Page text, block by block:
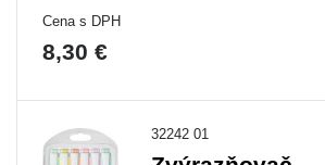
Cena s DPH
8,30 €
32242 01